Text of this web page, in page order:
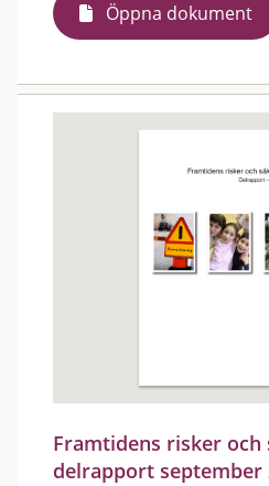
Öppna dokument
Framtidens risker och
delrapport september